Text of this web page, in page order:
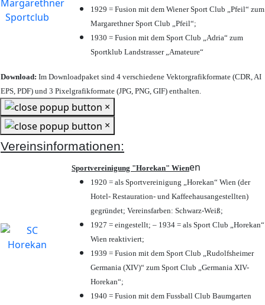
1929 = Fusion mit dem Wiener Sport Club „Pfeil“ zum
Margarethner Sport Club „Pfeil“;
1930 = Fusion mit dem Sport Club „Adria“ zum
Sportklub Landstrasser „Amateure“
Download: Im Downloadpaket sind 4 verschiedene Vektorgrafikformate (CDR, AI
EPS, PDF) und 3 Pixelgrafikformate (JPG, PNG, GIF) enthalten.
×
×
Vereinsinformationen:
Sportvereinigung "Horekan" Wienen
1920 = als Sportvereinigung „Horekan“ Wien (der
Hotel- Restauration- und Kaffeehausangestellten)
gegründet; Vereinsfarben: Schwarz-Weiß;
1927 = eingestellt; – 1934 = als Sport Club „Horekan“
Wien reaktiviert;
1939 = Fusion mit dem Sport Club „Rudolfsheimer
Germania (XIV)“ zum Sport Club „Germania XIV-
Horekan“;
1940 = Fusion mit dem Fussball Club Baumgarten